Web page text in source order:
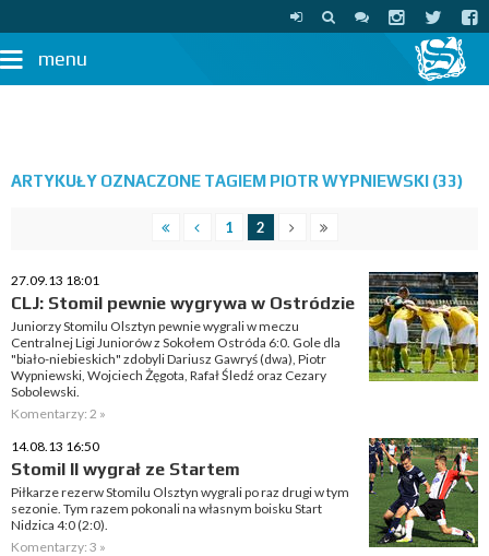
menu
ARTYKUŁY OZNACZONE TAGIEM PIOTR WYPNIEWSKI (33)
1 2
27.09.13 18:01
CLJ: Stomil pewnie wygrywa w Ostródzie
Juniorzy Stomilu Olsztyn pewnie wygrali w meczu
Centralnej Ligi Juniorów z Sokołem Ostróda 6:0. Gole dla
"biało-niebieskich" zdobyli Dariusz Gawryś (dwa), Piotr
Wypniewski, Wojciech Żęgota, Rafał Śledź oraz Cezary
Sobolewski.
Komentarzy: 2 »
14.08.13 16:50
Stomil II wygrał ze Startem
Piłkarze rezerw Stomilu Olsztyn wygrali po raz drugi w tym
sezonie. Tym razem pokonali na własnym boisku Start
Nidzica 4:0 (2:0).
Komentarzy: 3 »